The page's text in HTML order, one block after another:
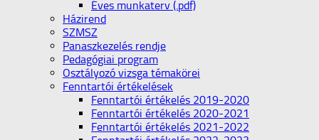
Éves munkaterv (.pdf)
Házirend
SZMSZ
Panaszkezelés rendje
Pedagógiai program
Osztályozó vizsga témakörei
Fenntartói értékelések
Fenntartói értékelés 2019-2020
Fenntartói értékelés 2020-2021
Fenntartói értékelés 2021-2022